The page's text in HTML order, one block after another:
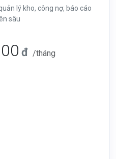
lý kho, công nợ, báo cáo
sâu
đ /tháng